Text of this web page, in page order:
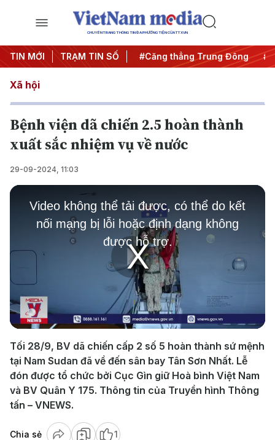
CHUYÊN TRANG THÔNG TIN ĐA PHƯƠNG TIỆN CỦA TTXVN
TIN MỚI TRẠM TIN SỐ
#Chống khai thác IUU #Căng thẳng Trung Đông
Xã hội
Bệnh viện dã chiến 2.5 hoàn thành
xuất sắc nhiệm vụ về nước
29-09-2024, 11:03
Play
Video
This
window.
Video không thể tải được, có thể do kết
nối mạng bị lỗi hoặc định dạng không
được hỗ trợ.
Tối 28/9, BV dã chiến cấp 2 số 5 hoàn thành sứ mệnh
tại Nam Sudan đã về đến sân bay Tân Sơn Nhất. Lễ
đón được tổ chức bởi Cục Gìn giữ Hoà bình Việt Nam
và BV Quân Y 175. Thông tin của Truyền hình Thông
tấn – VNEWS.
Chia sẻ 1